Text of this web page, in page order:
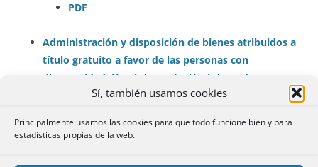
Sí, también usamos cookies
Principalmente usamos las cookies para que todo funcione bien y para
estadísticas propias de la web.
PDF
Administración y disposición de bienes atribuidos a
título gratuito a favor de las personas con
discapacidad. Una interpretación integradora y
algunas cuestiones prácticas
Manuel Lora-Tamayo Villacieros (Autor/a)